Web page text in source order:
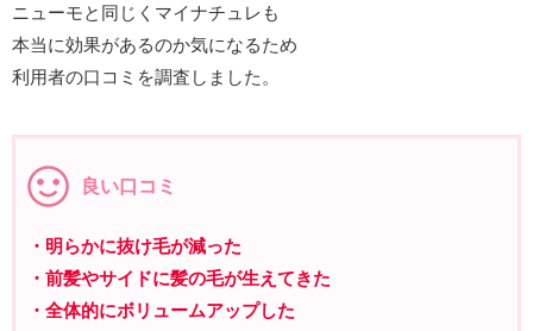
ニューモと同じくマイナチュレも
本当に効果があるのか気になるため
利用者の口コミを調査しました。
良い口コミ
・明らかに抜け毛が減った
・前髪やサイドに髪の毛が生えてきた
・全体的にボリュームアップした